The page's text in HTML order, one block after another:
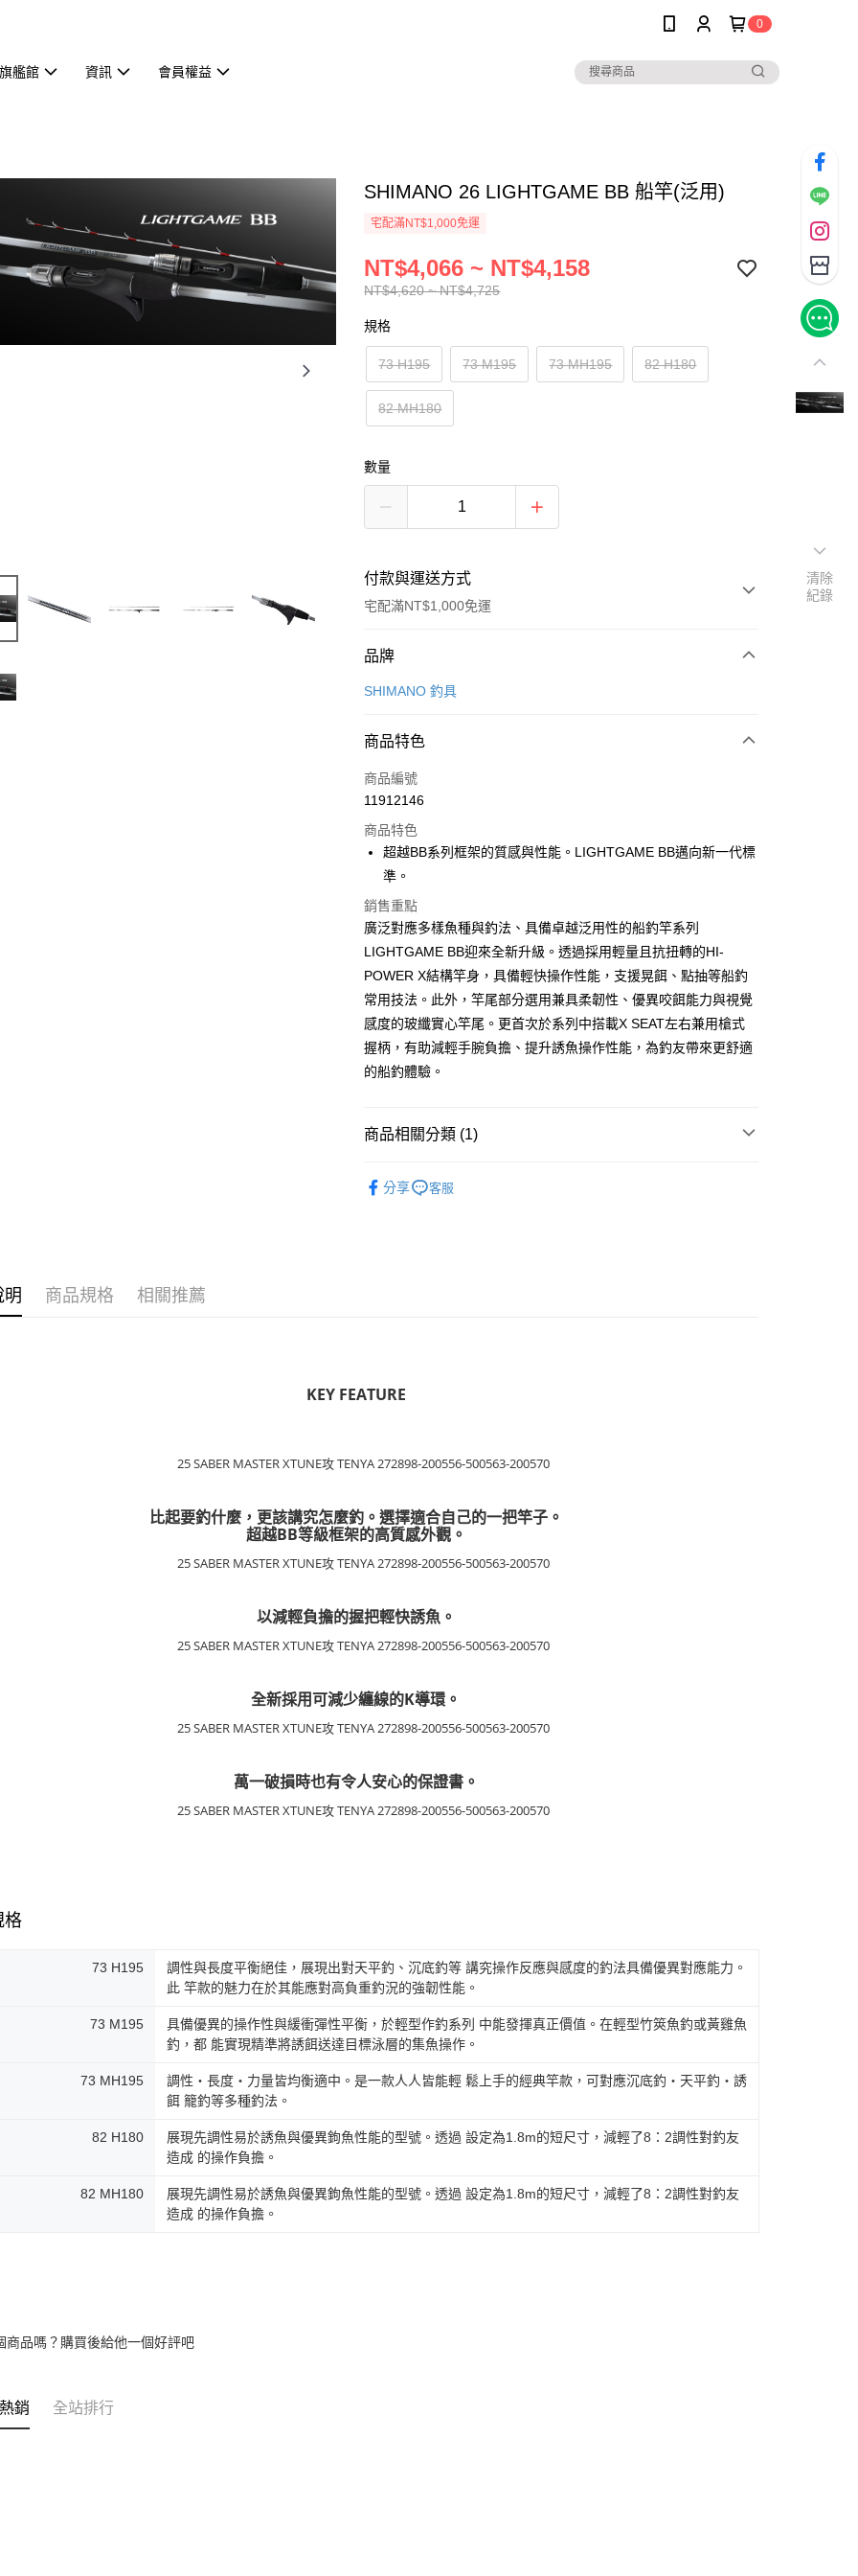
0
艦館 資訊 會員權益
SHIMANO 26 LIGHTGAME BB 船竿(泛用)
宅配滿NT$1,000免運
NT$4,620 ~ NT$4,725
NT$4,066 ~ NT$4,158
規格
73 H195 73 M195 73 MH195 82 H180
82 MH180
數量
付款與運送方式
宅配滿NT$1,000免運
付款方式
信用卡一次付款
合作金庫商業銀行
華南商業銀行
上海商業儲蓄銀行
國泰世華商業銀行
兆豐國際商業銀行
臺灣中小企業銀行
聯邦商業銀行
元大商業銀行
永豐商業銀行
玉山商業銀行
星展（台灣）商業銀行
台新國際商業銀行
中國信託商業銀行
6 期 0 利率 每期
華南商業銀行
上海商業儲蓄銀行
台北富邦商業銀行
國泰世華商業銀行
匯豐（台灣）商業銀行
聯邦商業銀行
遠東國際商業銀行
元大商業銀行
永豐商業銀行
玉山商業銀行
星展（台灣）商業銀行
台新國際商業銀行
中國信託商業銀行
台灣樂天信用卡公司
LINE Pay
Apple Pay
Google Pay
ATM付款
免運費
品牌
SHIMANO 釣具
商品特色
商品編號
11912146
商品特色
超越BB系列框架的質感與性能。LIGHTGAME BB邁向新一代標
準。
銷售重點
廣泛對應多樣魚種與釣法、具備卓越泛用性的船釣竿系列
LIGHTGAME BB迎來全新升級。透過採用輕量且抗扭轉的HI-
POWER X結構竿身，具備輕快操作性能，支援晃餌、點抽等船釣
常用技法。此外，竿尾部分選用兼具柔韌性、優異咬餌能力與視覺
感度的玻纖實心竿尾。更首次於系列中搭載X SEAT左右兼用槍式
握柄，有助減輕手腕負擔、提升誘魚操作性能，為釣友帶來更舒適
的船釣體驗。
商品相關分類 (1)
分享
客服
明 商品規格 相關推薦
KEY FEATURE
比起要釣什麼，更該講究怎麼釣。選擇適合自己的一把竿子。
超越BB等級框架的高質感外觀。
以減輕負擔的握把輕快誘魚。
全新採用可減少纏線的K導環。
萬一破損時也有令人安心的保證書。
格
73 H195
調性與長度平衡絕佳，展現出對天平釣、沉底釣等 講究操作反應與感度的釣法具備優異對應能力。
此 竿款的魅力在於其能應對高負重釣況的強韌性能。
73 M195
具備優異的操作性與緩衝彈性平衡，於輕型作釣系列 中能發揮真正價值。在輕型竹筴魚釣或黃雞魚
釣，都 能實現精準將誘餌送達目標泳層的集魚操作。
73 MH195
調性‧長度‧力量皆均衡適中。是一款人人皆能輕 鬆上手的經典竿款，可對應沉底釣‧天平釣‧誘
餌 籠釣等多種釣法。
82 H180
展現先調性易於誘魚與優異鉤魚性能的型號。透過 設定為1.8m的短尺寸，減輕了8：2調性對釣友
造成 的操作負擔。
82 MH180
展現先調性易於誘魚與優異鉤魚性能的型號。透過 設定為1.8m的短尺寸，減輕了8：2調性對釣友
造成 的操作負擔。
商品嗎？購買後給他一個好評吧
銷 全站排行
清除
紀錄